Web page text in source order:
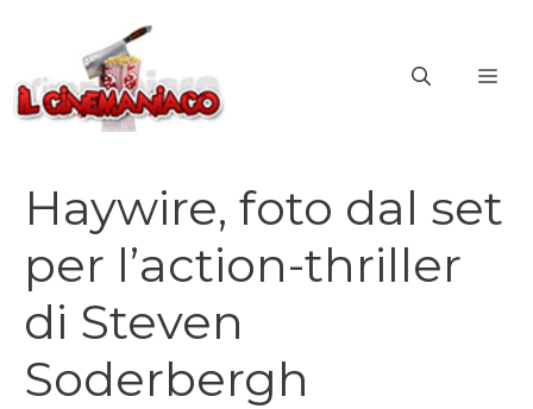
contenuto
Haywire, foto dal set
per l’action-thriller
di Steven
Soderbergh